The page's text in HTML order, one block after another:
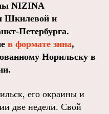
NIZINA
Шкилевой и
Петербурга.
в формате зина,
Норильску в
его окраины и
две недели. Свой